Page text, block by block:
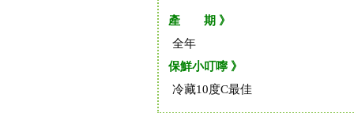
產 期 》
全年
保鮮小叮嚀 》
冷藏10度C最佳